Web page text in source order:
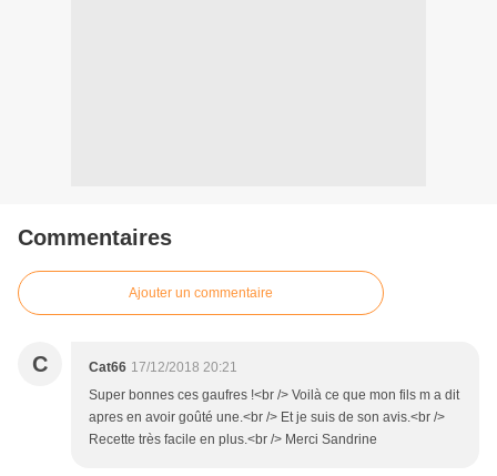
Commentaires
Ajouter un commentaire
C Cat66 17/12/2018 20:21
Super bonnes ces gaufres !<br /> Voilà ce que mon fils m a dit
apres en avoir goûté une.<br /> Et je suis de son avis.<br />
Recette très facile en plus.<br /> Merci Sandrine